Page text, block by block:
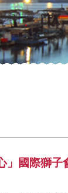
」國際獅